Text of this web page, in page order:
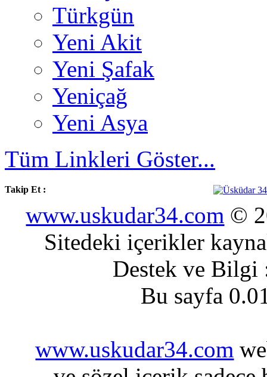
Türkgün
Yeni Akit
Yeni Şafak
Yeniçağ
Yeni Asya
Tüm Linkleri Göster...
Takip Et :
www.uskudar34.com ©
Sitedeki içerikler
Destek ve
Bu sayfa
www.uskudar34.com